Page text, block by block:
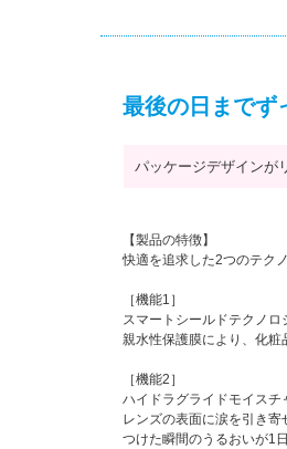
最後の日までず
パッケージデザインが
【製品の特徴】
快適を追求した2つのテク
［機能1］
スマートシールドテクノロ
親水性保護膜により、化粧
［機能2］
ハイドラグライドモイス
レンズの表面に涙を引き寄
つけた瞬間のうるおいが1日